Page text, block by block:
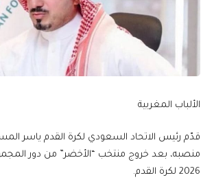
الألباب المغربية
قدّم رئيس الاتحاد السعودي لكرة القدم ياسر
منصبه، بعد خروج منتخب “الأخضر” من دور
2026 لكرة القدم.